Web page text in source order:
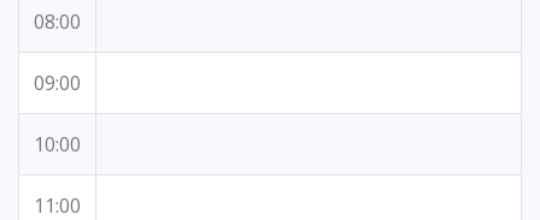
08:00
09:00
10:00
11:00